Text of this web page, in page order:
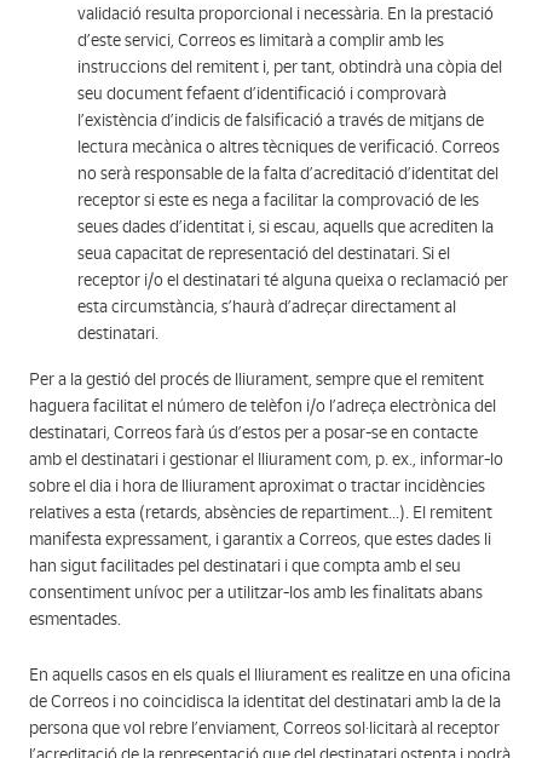
validació resulta proporcional i necessària. En la prestació
d’este servici, Correos es limitarà a complir amb les
instruccions del remitent i, per tant, obtindrà una còpia del
seu document fefaent d’identificació i comprovarà
l’existència d’indicis de falsificació a través de mitjans de
lectura mecànica o altres tècniques de verificació. Correos
no serà responsable de la falta d’acreditació d’identitat del
receptor si este es nega a facilitar la comprovació de les
seues dades d’identitat i, si escau, aquells que acrediten la
seua capacitat de representació del destinatari. Si el
receptor i/o el destinatari té alguna queixa o reclamació per
esta circumstància, s’haurà d’adreçar directament al
destinatari.
Per a la gestió del procés de lliurament, sempre que el remitent
haguera facilitat el número de telèfon i/o l’adreça electrònica del
destinatari, Correos farà ús d’estos per a posar-se en contacte
amb el destinatari i gestionar el lliurament com, p. ex., informar-lo
sobre el dia i hora de lliurament aproximat o tractar incidències
relatives a esta (retards, absències de repartiment...). El remitent
manifesta expressament, i garantix a Correos, que estes dades li
han sigut facilitades pel destinatari i que compta amb el seu
consentiment unívoc per a utilitzar-los amb les finalitats abans
esmentades.
En aquells casos en els quals el lliurament es realitze en una oficina
de Correos i no coincidisca la identitat del destinatari amb la de la
persona que vol rebre l’enviament, Correos sol·licitarà al receptor